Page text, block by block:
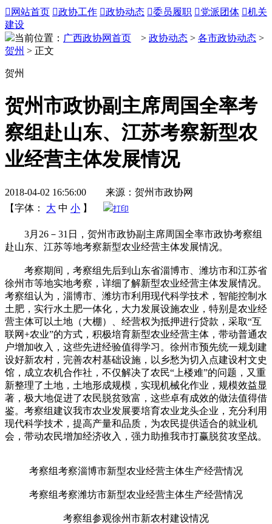
 网站首页 政协工作 政协动态 委员履职 党派团体 机关
建设
当前位置： 广西政协网首页 > 政协动态 > 各市政协动态 >
贺州 > 正文
贺州
贺州市政协副主席周国全率考
察组赴山东、江苏考察新型农
业经营主体发展情况
2018-04-02 16:56:00 来源：贺州市政协网
【字体：
大 中 小 】 打印
3月26－31日， 贺州市政协副主席周国全率市政协考察组
赴山东、江苏等地考察新型农业经营主体发展情况。
考察期间，考察组先后到山东省淄博市、潍坊市和江苏省
徐州市等地实地考察，详细了解新型农业经营主体发展情况。
考察组认为，淄博市、潍坊市利用现代科学技术，智能控制水
土肥，实行水土肥一体化，大力发展设施农业，特别是农业经
营主体可以土地（大棚）、经营权为抵押进行贷款，采取“互
联网+农业”的方式，积极培育新型农业经营主体，带动普通农
户增加收入，这些先进经验值得学习。徐州市预先统一规划建
设好新农村，完善农村基础设施，以乡愁为切入点建设村文史
馆，成立农机合作社，不仅解决了农民“上楼难”的问题，又重
新整理了土地，土地形成规模，实现机械化作业，规模效益显
著，极大地促进了农民脱贫致富，这些卓有成效的做法值得借
鉴。考察组建议我市农业发展要培育农业龙头企业，充分利用
现代科学技术，提高产量和品质，为农民提供适合的就业机
会，带动农民增加经济收入，强力助推我市打赢脱贫攻坚战。
考察组考察淄博市新型农业经营主体生产经营情况
考察组考察潍坊市新型农业经营主体生产经营情况
考察组参观徐州市新农村建设情况